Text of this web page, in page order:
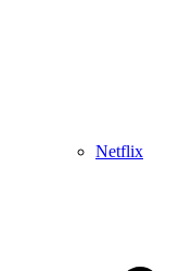
Netflix